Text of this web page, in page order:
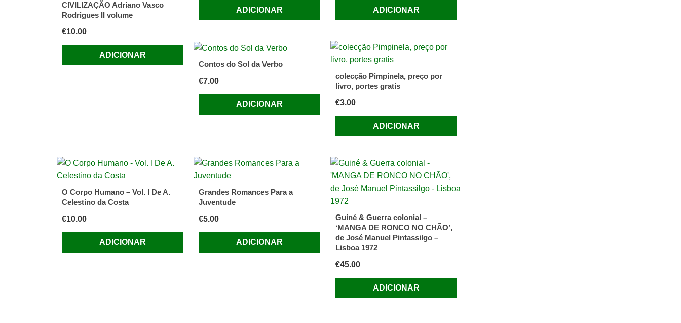
CIVILIZAÇÃO Adriano Vasco
Rodrigues II volume
€10.00
ADICIONAR
ADICIONAR ADICIONAR
Contos do Sol da Verbo
€7.00
ADICIONAR
colecção Pimpinela, preço por
livro, portes gratis
€3.00
ADICIONAR
O Corpo Humano – Vol. I De A.
Celestino da Costa
€10.00
ADICIONAR
Grandes Romances Para a
Juventude
€5.00
ADICIONAR
Guiné & Guerra colonial –
‘MANGA DE RONCO NO CHÃO’,
de José Manuel Pintassilgo –
Lisboa 1972
€45.00
ADICIONAR